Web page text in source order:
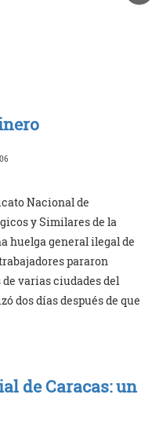
Nacional de
y Similares de la
huelga general ilegal de
pararon
varias ciudades del
dos días después de que
de Caracas: un